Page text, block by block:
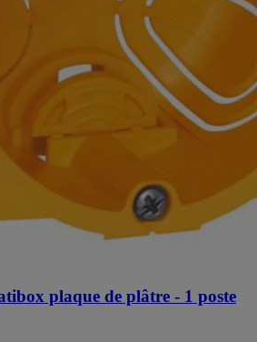
plaque de plâtre - 1 poste